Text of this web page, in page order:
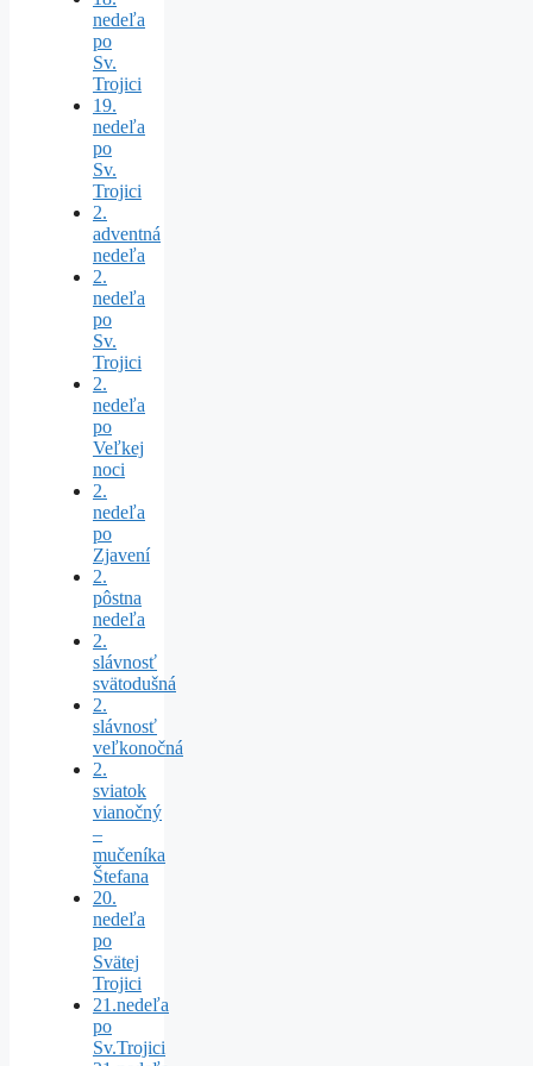
nedeľa
po
Sv.
Trojici
19.
nedeľa
po
Sv.
Trojici
2.
adventná
nedeľa
2.
nedeľa
po
Sv.
Trojici
2.
nedeľa
po
Veľkej
noci
2.
nedeľa
po
Zjavení
2.
pôstna
nedeľa
2.
slávnosť
svätodušná
2.
slávnosť
veľkonočná
2.
sviatok
vianočný
–
mučeníka
Štefana
20.
nedeľa
po
Svätej
Trojici
21.nedeľa
po
Sv.Trojici